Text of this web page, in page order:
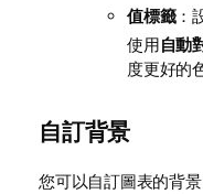
值標籤：
使用自動
度更好的
自訂背景
您可以自訂圖表的背